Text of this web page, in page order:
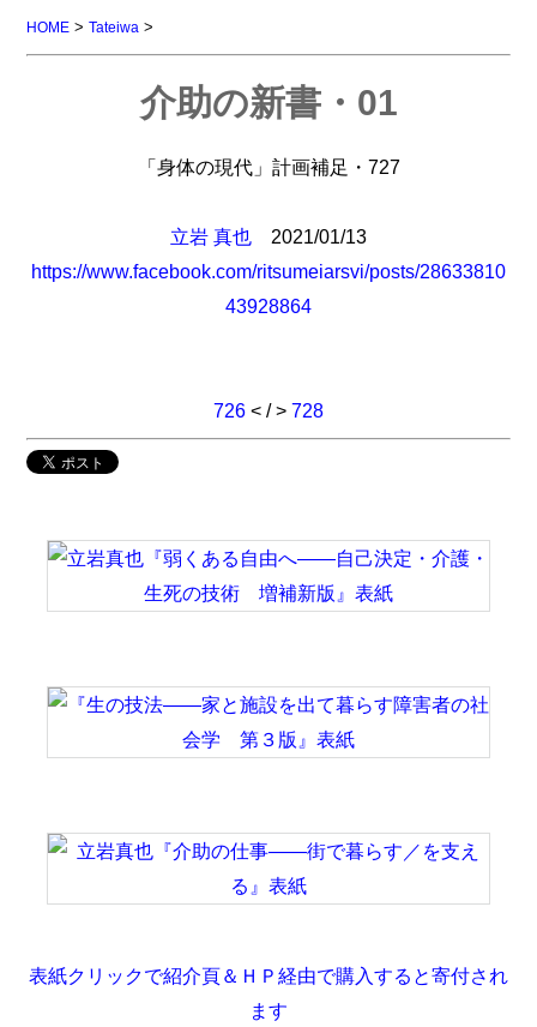
HOME >Tateiwa >
介助の新書・01
「身体の現代」計画補足・727
立岩 真也 2021/01/13
https://www.facebook.com/ritsumeiarsvi/posts/28633810
43928864
726 < / > 728
表紙クリックで紹介頁＆ＨＰ経由で購入すると寄付され
ます